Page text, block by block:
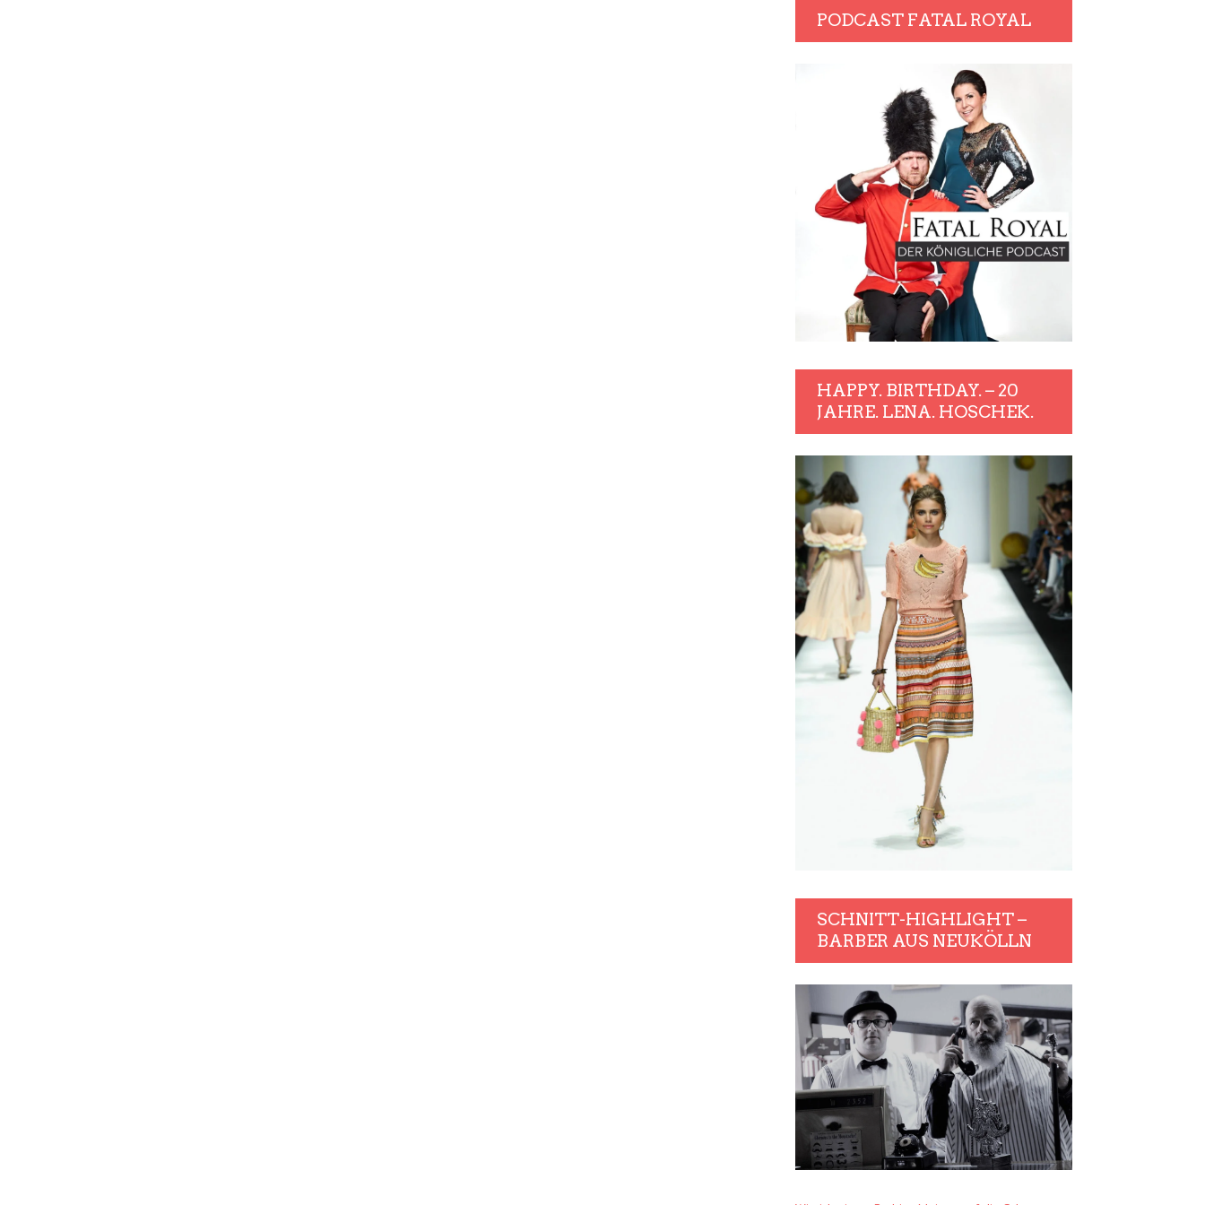
PODCAST FATAL ROYAL
HAPPY. BIRTHDAY. – 20
JAHRE. LENA. HOSCHEK.
SCHNITT-HIGHLIGHT –
BARBER AUS NEUKÖLLN